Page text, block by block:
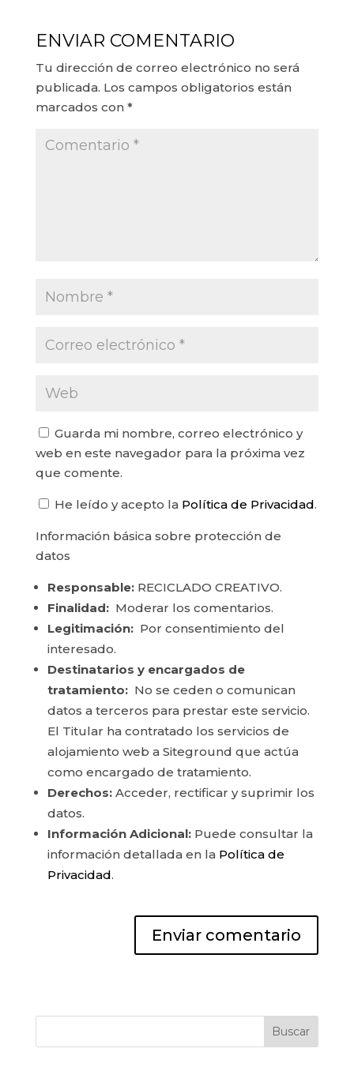
ENVIAR COMENTARIO
Tu dirección de correo electrónico no será
publicada. Los campos obligatorios están
marcados con *
Guarda mi nombre, correo electrónico y
web en este navegador para la próxima vez
que comente.
He leído y acepto la Política de Privacidad.
Información básica sobre protección de
datos
Responsable:RECICLADO CREATIVO.
Finalidad:Moderar los comentarios.
Legitimación:Por consentimiento del
interesado.
Destinatarios y encargados de
tratamiento:No se ceden o comunican
datos a terceros para prestar este servicio.
El Titular ha contratado los servicios de
alojamiento web a Siteground que actúa
como encargado de tratamiento.
Derechos:Acceder, rectificar y suprimir los
datos.
Información Adicional:Puede consultar la
información detallada en la Política de
Privacidad.